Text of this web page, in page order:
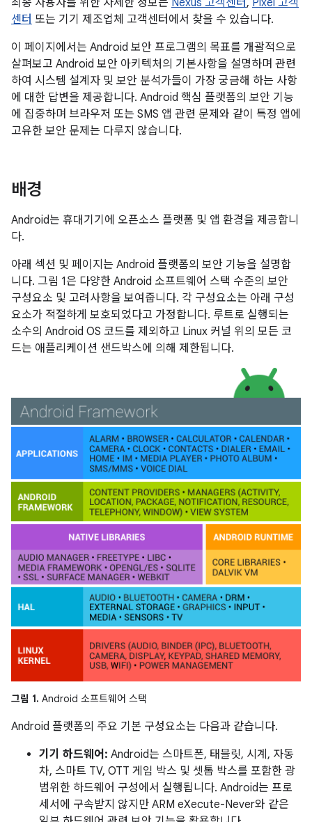
최종 사용자를 위한 자세한 정보는 Nexus 고객센터, Pixel 고객
센터 또는 기기 제조업체 고객센터에서 찾을 수 있습니다.
이 페이지에서는 Android 보안 프로그램의 목표를 개괄적으로
살펴보고 Android 보안 아키텍처의 기본사항을 설명하며 관련
하여 시스템 설계자 및 보안 분석가들이 가장 궁금해 하는 사항
에 대한 답변을 제공합니다. Android 핵심 플랫폼의 보안 기능
에 집중하며 브라우저 또는 SMS 앱 관련 문제와 같이 특정 앱에
고유한 보안 문제는 다루지 않습니다.
배경
Android는 휴대기기에 오픈소스 플랫폼 및 앱 환경을 제공합니
다.
아래 섹션 및 페이지는 Android 플랫폼의 보안 기능을 설명합
니다. 그림 1은 다양한 Android 소프트웨어 스택 수준의 보안
구성요소 및 고려사항을 보여줍니다. 각 구성요소는 아래 구성
요소가 적절하게 보호되었다고 가정합니다. 루트로 실행되는
소수의 Android OS 코드를 제외하고 Linux 커널 위의 모든 코
드는 애플리케이션 샌드박스에 의해 제한됩니다.
그림 1. Android 소프트웨어 스택
Android 플랫폼의 주요 기본 구성요소는 다음과 같습니다.
기기 하드웨어: Android는 스마트폰, 태블릿, 시계, 자동
차, 스마트 TV, OTT 게임 박스 및 셋톱 박스를 포함한 광
범위한 하드웨어 구성에서 실행됩니다. Android는 프로
세서에 구속받지 않지만 ARM eXecute-Never와 같은